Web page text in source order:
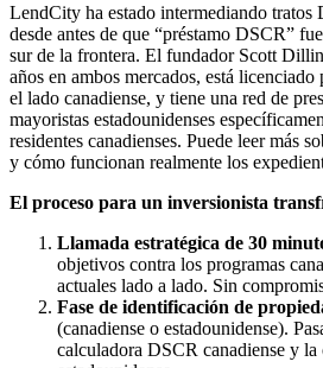
LendCity ha estado intermediando tratos
desde antes de que “préstamo DSCR”
sur de la frontera. El fundador Scott
años en ambos mercados, está
el lado canadiense, y tiene una red de
mayoristas estadounidenses
residentes canadienses. Puede leer más
y cómo funcionan realmente los
El proceso para un inversionista
Llamada estratégica de 30
objetivos contra los programas
actuales lado a lado. Sin
Fase de identificación de
(canadiense o estadounidense).
calculadora DSCR canadiense y